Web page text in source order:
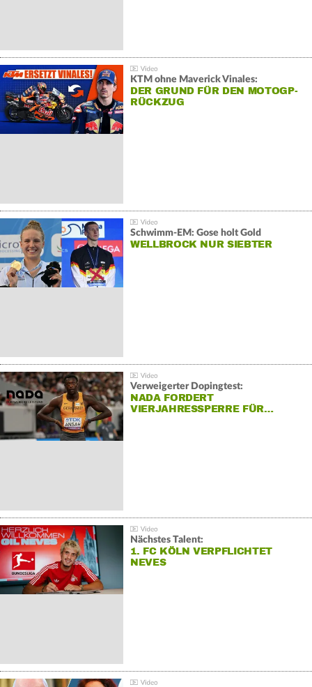
KTM ohne Maverick Vinales:
DER GRUND FÜR DEN MOTOGP-
RÜCKZUG
Schwimm-EM: Gose holt Gold
WELLBROCK NUR SIEBTER
Verweigerter Dopingtest:
NADA FORDERT
VIERJAHRESSPERRE FÜR…
Nächstes Talent:
1. FC KÖLN VERPFLICHTET
NEVES